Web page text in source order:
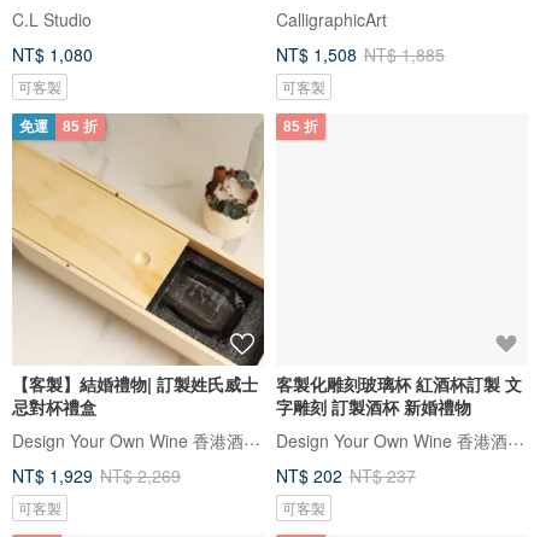
C.L Studio
NT$ 1,080
可客製
CalligraphicArt
NT$ 1,508 NT$ 1,885
可客製
免運 85 折
【客製】結婚禮物| 訂製姓氏威士
忌對杯禮盒
Design Your Own Wine 香港酒瓶雕刻禮品專門店
NT$ 1,929 NT$ 2,269
可客製
85 折
客製化雕刻玻璃杯 紅酒杯訂製 文
字雕刻 訂製酒杯 新婚禮物
Design Your Own Wine 香港酒瓶雕刻禮品專門店
NT$ 202 NT$ 237
可客製